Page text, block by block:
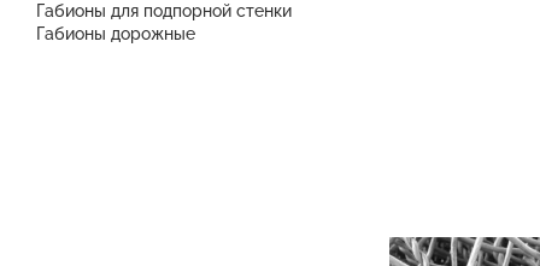
Габионы для подпорной стенки
Габионы дорожные